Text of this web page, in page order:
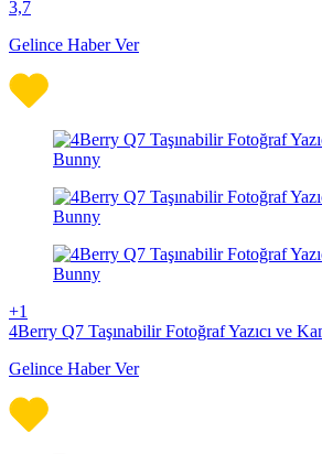
3,7
Gelince Haber Ver
+1
4Berry Q7 Taşınabilir Fotoğraf Yazıcı ve
Gelince Haber Ver